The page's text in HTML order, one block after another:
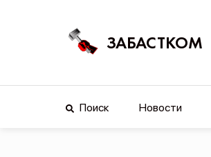
ЗАБАСТКОМ
Поиск Новости